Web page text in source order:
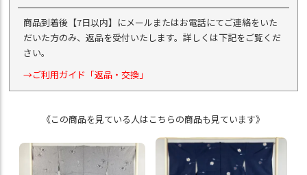
商品到着後【7日以内】にメールまたはお電話にてご連絡をいた
だいた方のみ、返品を受付いたします。詳しくは下記をご覧くだ
さい。
→ご利用ガイド「返品・交換」
《この商品を見ている人はこちらの商品も見ています》